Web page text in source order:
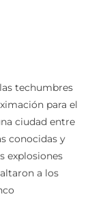
techumbres
para el
ciudad entre
conocidas y
explosiones
a los